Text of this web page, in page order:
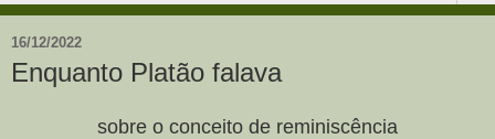
16/12/2022
Enquanto Platão falava
sobre o conceito de reminiscência